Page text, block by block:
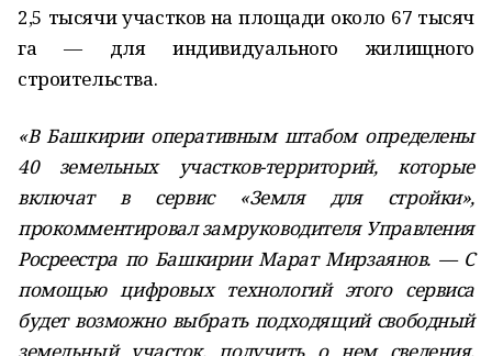
2,5 тысячи участков на площади около 67 тысяч
га — для индивидуального жилищного
строительства.
«В Башкирии оперативным штабом определены
40 земельных участков-территорий, которые
включат в сервис «Земля для стройки»,
прокомментировал замруководителя Управления
Росреестра по Башкирии Марат Мирзаянов. — С
помощью цифровых технологий этого сервиса
будет возможно выбрать подходящий свободный